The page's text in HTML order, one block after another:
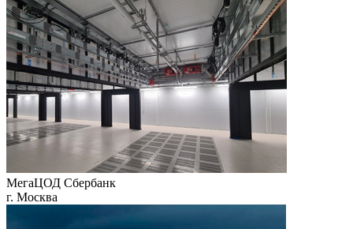
МегаЦОД Сбербанк
г. Москва